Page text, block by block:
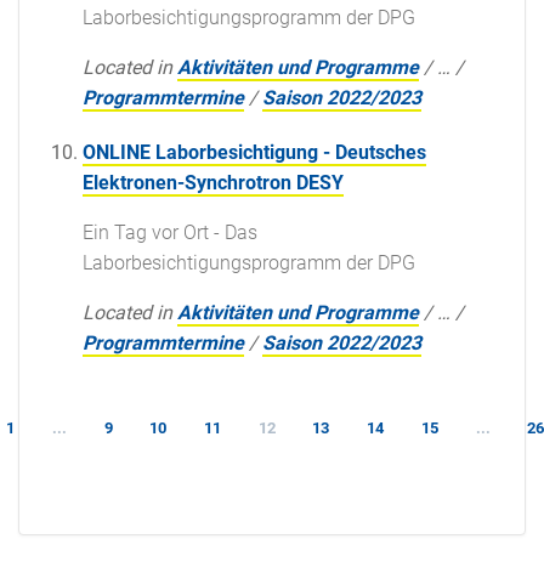
Laborbesichtigungsprogramm der DPG
Located in Aktivitäten und Programme /… /
Programmtermine /Saison 2022/2023
ONLINE Laborbesichtigung - Deutsches
Elektronen-Synchrotron DESY
Ein Tag vor Ort - Das
Laborbesichtigungsprogramm der DPG
Located in Aktivitäten und Programme /… /
Programmtermine /Saison 2022/2023
1 ... 9 10 11 12 13 14 15 ... 26